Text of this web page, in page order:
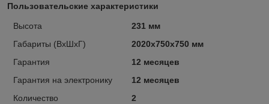
Пользовательские характеристики
Высота
231 мм
Габариты (ВхШхГ)
2020х750х750 мм
Гарантия
12 месяцев
Гарантия на электронику
12 месяцев
Количество
2